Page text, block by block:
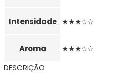
Intensidade ★★★☆☆
Aroma
★★★☆☆
DESCRIÇÃO